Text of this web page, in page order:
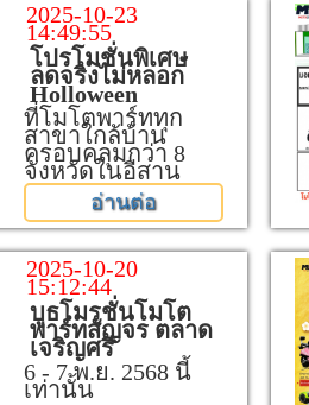
2025-10-23
14:49:55
โปรโมชั่นพิเศษ
ลดจริงไม่หลอก
Holloween
ที่โมโตพาร์ททุก
สาขาใกล้บ้าน
ครอบคลุมกว่า 8
จังหวัดในอีสาน
อ่านต่อ
2025-10-20
15:12:44
บูธโมรชั่นโมโต
พาร์ทสัญจร ตลาด
เจริญศรี
6 - 7 พ.ย. 2568 นี้
เท่านั้น